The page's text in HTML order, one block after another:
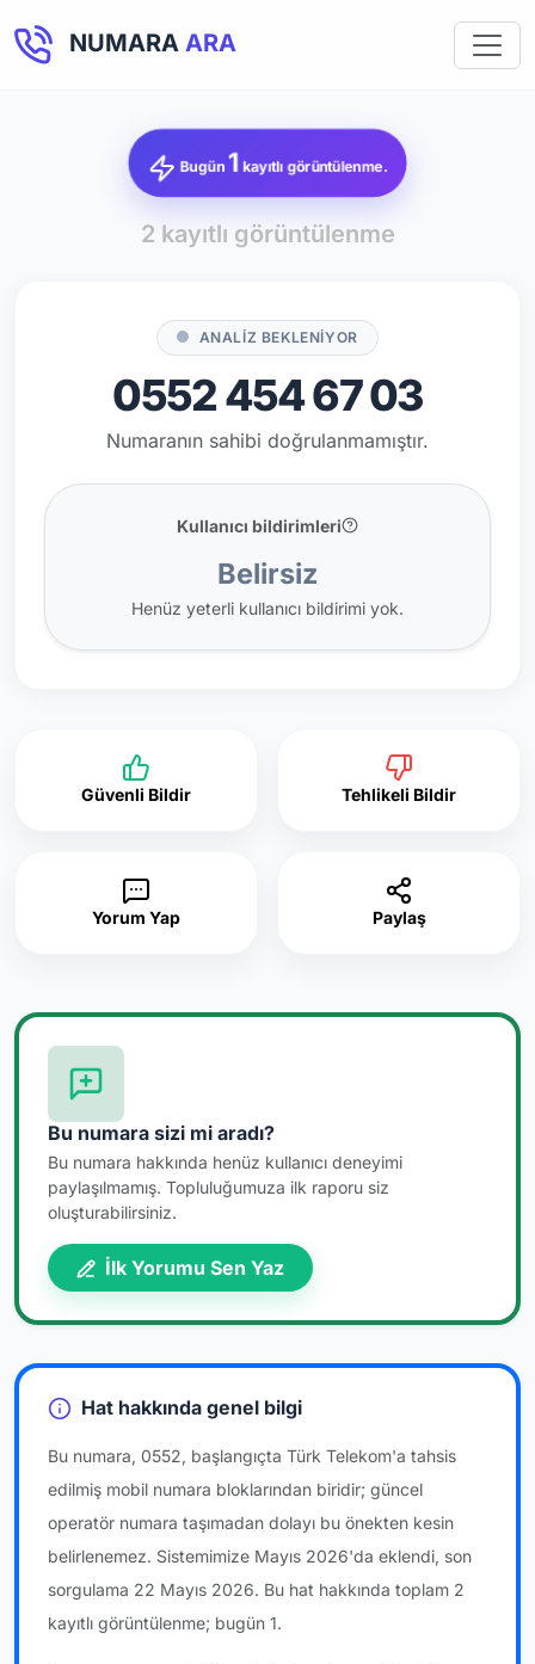
NUMARA ARA
Bugün1 kayıtlı görüntülenme.
2 kayıtlı görüntülenme
ANALİZ BEKLENİYOR
0552 454 67 03
Numaranın sahibi doğrulanmamıştır.
Kullanıcı bildirimleri
Belirsiz
Henüz yeterli kullanıcı bildirimi yok.
Güvenli Bildir Tehlikeli Bildir
Yorum Yap Paylaş
Bu numara sizi mi aradı?
Bu numara hakkında henüz kullanıcı deneyimi
paylaşılmamış. Topluluğumuza ilk raporu siz
oluşturabilirsiniz.
İlk Yorumu Sen Yaz
Hat hakkında genel bilgi
Bu numara, 0552, başlangıçta Türk Telekom'a tahsis
edilmiş mobil numara bloklarından biridir; güncel
operatör numara taşımadan dolayı bu önekten kesin
belirlenemez. Sistemimize Mayıs 2026'da eklendi, son
sorgulama 22 Mayıs 2026. Bu hat hakkında toplam 2
kayıtlı görüntülenme; bugün 1.